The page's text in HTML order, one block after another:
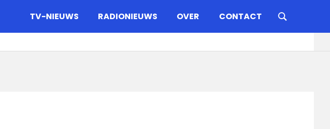
TV-NIEUWS RADIONIEUWS OVER CONTACT